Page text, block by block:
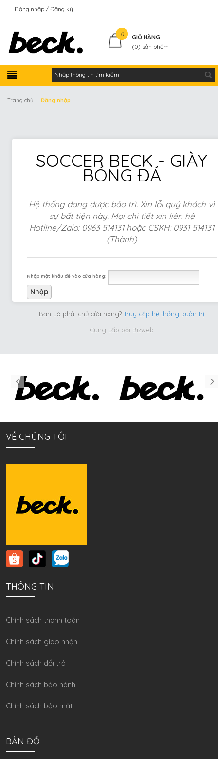
Đăng nhập Đăng ký
0
GIỎ HÀNG
(0) sản phẩm
Trang chủ Đăng nhập
SOCCER BECK - GIÀY
BÓNG ĐÁ
Hệ thống đang được bảo trì. Xin lỗi quý khách vì
sự bất tiện này. Mọi chi tiết xin liên hệ
Hotline/Zalo: 0963 514131 hoặc CSKH: 0931 514131
(Thành)
Nhập mật khẩu để vào cửa hàng:
Bạn có phải chủ cửa hàng? Truy cập hệ thống quản trị
Cung cấp bởi Bizweb
VỀ CHÚNG TÔI
THÔNG TIN
Chính sách thanh toán
Chính sách giao nhận
Chính sách đổi trả
Chính sách bảo hành
Chính sách bảo mật
BẢN ĐỒ